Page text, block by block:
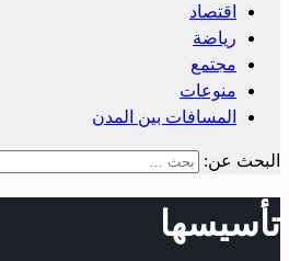
اقتصاد
رياضة
مجتمع
منوعات
المسافات بين المدن
البحث عن:
تأسيسها